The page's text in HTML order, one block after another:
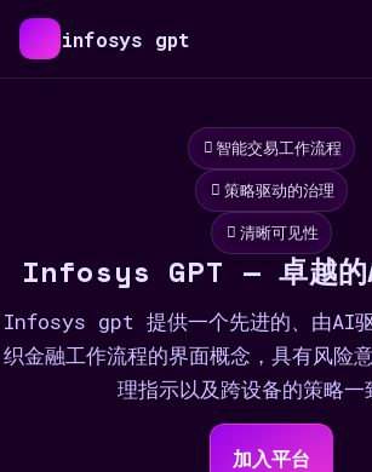
infosys gpt
智能交易工作流程
策略驱动的治理
清晰可见性
Infosys GPT — 卓越的
Infosys gpt 提供一个先进的、由AI驱
织金融工作流程的界面概念，具有风险
理指示以及跨设备的策略一
加入平台